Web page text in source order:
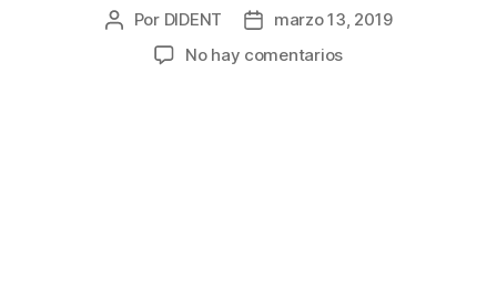
Por DIDENT
marzo 13, 2019
No hay comentarios